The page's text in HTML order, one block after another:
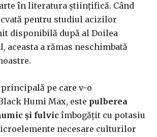
în literatura științifică. Când
pentru studiul acizilor
disponibilă după al Doilea
aceasta a rămas neschimbată
pe care v-o
Humi Max, este pulberea
și fulvic îmbogățit cu potasiu
necesare culturilor